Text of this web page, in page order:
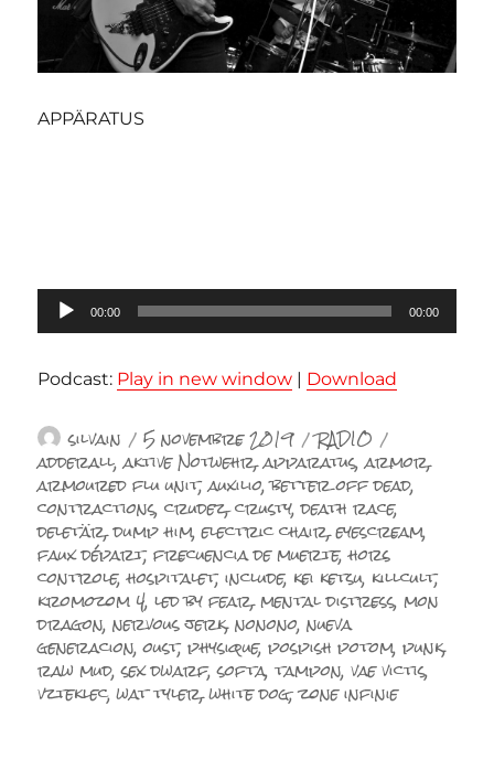
APPÄRATUS
Lecteur
audio
00:00 00:00
Podcast: Play in new window | Download
Auteur
silvain Publié
le
5 novembre 2019 Catégories
RADIO
adderall,aktive Notwehr,apparatus,armor,
armoured flu unit,auxilio,better off dead,
contractions,crudez,crusty,death race,
deletär,dump him,electric chair,eyescream,
faux départ,frecuencia de muerte,hors
controle,hospitalet,include, kei ketsu, killcult,
kromozom 4,led by fear,mental distress,mon
dragon,nervous jerk,nonono,nueva
generacion,oust,physique,pospish potom,punk,
raw mud,sex dwarf,softa,tampon,vae victis,
vzteklec,wat tyler,white dog,zone infinie